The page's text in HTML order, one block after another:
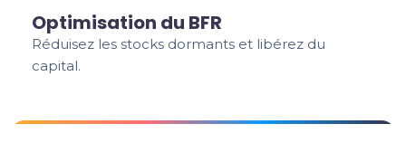
Optimisation du BFR
Réduisez les stocks dormants et libérez du
capital.